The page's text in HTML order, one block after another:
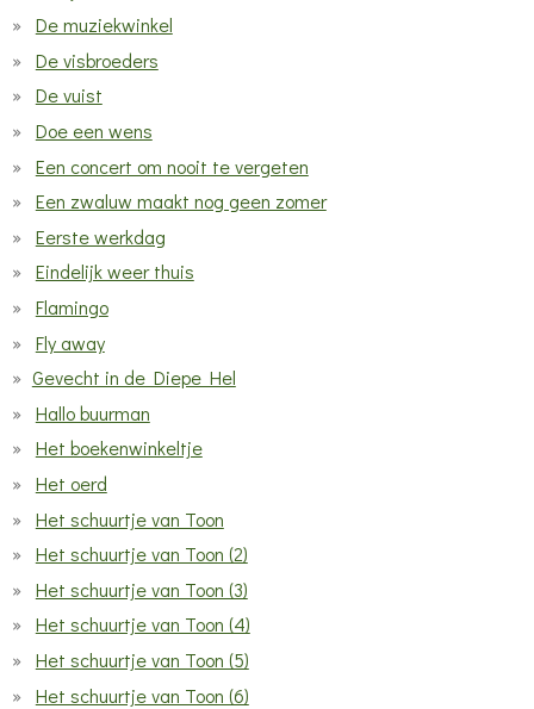
De muziekwinkel
De visbroeders
De vuist
Doe een wens
Een concert om nooit te vergeten
Een zwaluw maakt nog geen zomer
Eerste werkdag
Eindelijk weer thuis
Flamingo
Fly away
Gevecht in de Diepe Hel
Hallo buurman
Het boekenwinkeltje
Het oerd
Het schuurtje van Toon
Het schuurtje van Toon (2)
Het schuurtje van Toon (3)
Het schuurtje van Toon (4)
Het schuurtje van Toon (5)
Het schuurtje van Toon (6)